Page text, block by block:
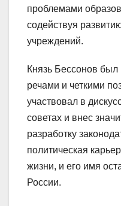
проблемами
содействуя
учреждений.
Князь Бессонов был
речами и четкими
участвовал в
советах и внес
разработку
политическая
жизни, и его имя
России.